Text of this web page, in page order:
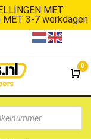
MET
MET 3-7 werkdagen
0